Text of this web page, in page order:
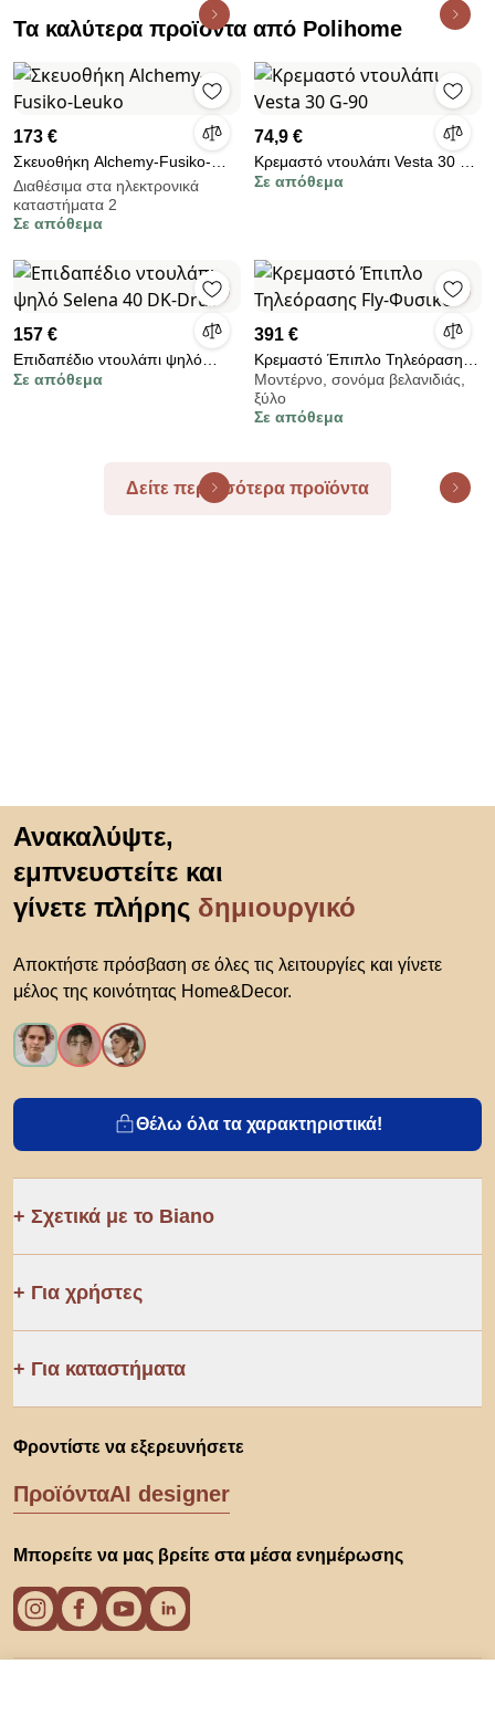
Τα καλύτερα προϊόντα από Polihome
173 €
Σκευοθήκη Alchemy-Fusiko-
Leuko
Διαθέσιμα στα ηλεκτρονικά
καταστήματα 2
Σε απόθεμα
74,9 €
Κρεμαστό ντουλάπι Vesta 30 G-
90
Σε απόθεμα
157 €
Επιδαπέδιο ντουλάπι ψηλό
Selena 40 DK-Drus
Σε απόθεμα
391 €
Κρεμαστό Έπιπλο Τηλεόρασης
Fly-Φυσικό
Μοντέρνο, σονόμα βελανιδιάς,
ξύλο
Σε απόθεμα
Δείτε περισσότερα προϊόντα
Ανακαλύψτε,
εμπνευστείτε και
γίνετε πλήρης δημιουργικό
Αποκτήστε πρόσβαση σε όλες τις λειτουργίες και γίνετε
μέλος της κοινότητας Home&Decor.
Θέλω όλα τα χαρακτηριστικά!
Σχετικά με το Biano
Για χρήστες
Για καταστήματα
Φροντίστε να εξερευνήσετε
ΠροϊόνταAI designer
Μπορείτε να μας βρείτε στα μέσα ενημέρωσης